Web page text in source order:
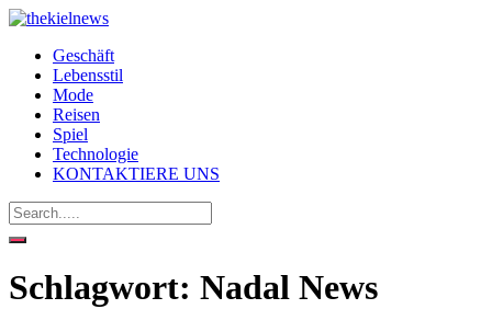
Geschäft
Lebensstil
Mode
Reisen
Spiel
Technologie
KONTAKTIERE UNS
Schlagwort: Nadal News